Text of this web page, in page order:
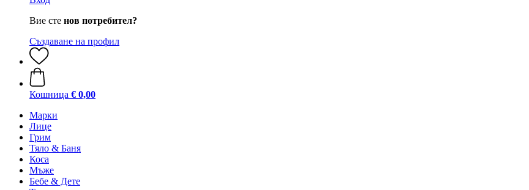
Вие сте нов потребител?
Създаване на профил
Кошница € 0,00
Марки
Лице
Грим
Тяло & Баня
Коса
Мъже
Бебе & Дете